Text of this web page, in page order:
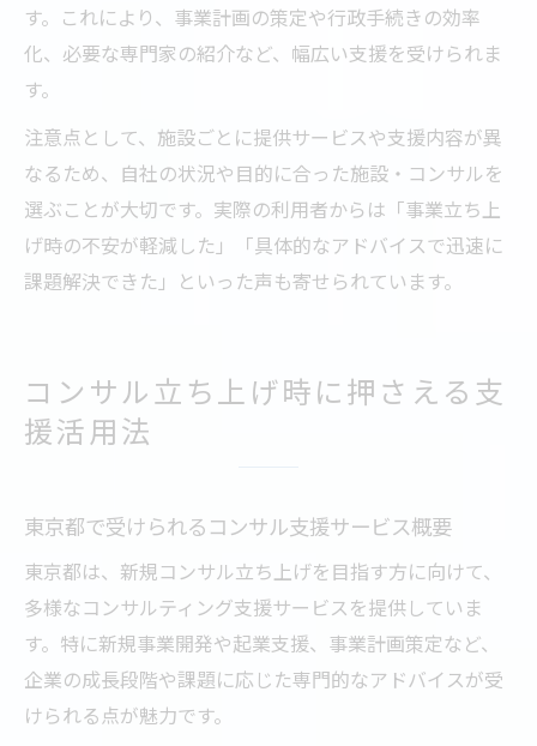
す。これにより、事業計画の策定や行政手続きの効率
化、必要な専門家の紹介など、幅広い支援を受けられま
す。
注意点として、施設ごとに提供サービスや支援内容が異
なるため、自社の状況や目的に合った施設・コンサルを
選ぶことが大切です。実際の利用者からは「事業立ち上
げ時の不安が軽減した」「具体的なアドバイスで迅速に
課題解決できた」といった声も寄せられています。
コンサル立ち上げ時に押さえる支
援活用法
東京都で受けられるコンサル支援サービス概要
東京都は、新規コンサル立ち上げを目指す方に向けて、
多様なコンサルティング支援サービスを提供していま
す。特に新規事業開発や起業支援、事業計画策定など、
企業の成長段階や課題に応じた専門的なアドバイスが受
けられる点が魅力です。